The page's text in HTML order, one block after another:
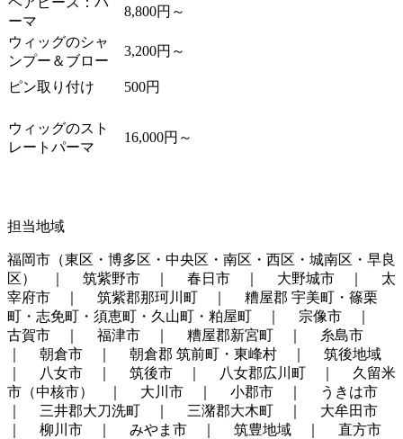
ーマ
8,800円～
ウィッグのシャ
ンプー＆ブロー
3,200円～
ピン取り付け 500円
ウィッグのスト
レートパーマ
16,000円～
担当地域
福岡市（東区・博多区・中央区・南区・西区・城南区・早良
区） ｜ 筑紫野市 ｜ 春日市 ｜ 大野城市 ｜ 太
宰府市 ｜ 筑紫郡那珂川町 ｜ 糟屋郡 宇美町・篠栗
町・志免町・須恵町・久山町・粕屋町 ｜ 宗像市 ｜
古賀市 ｜ 福津市 ｜ 糟屋郡新宮町 ｜ 糸島市
｜ 朝倉市 ｜ 朝倉郡 筑前町・東峰村 ｜ 筑後地域
｜ 八女市 ｜ 筑後市 ｜ 八女郡広川町 ｜ 久留米
市（中核市） ｜ 大川市 ｜ 小郡市 ｜ うきは市
｜ 三井郡大刀洗町 ｜ 三潴郡大木町 ｜ 大牟田市
｜ 柳川市 ｜ みやま市 ｜ 筑豊地域 ｜ 直方市